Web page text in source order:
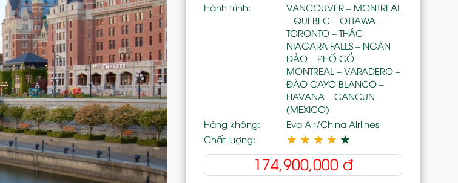
Hành trình:
VANCOUVER – MONTREAL
– QUEBEC – OTTAWA –
TORONTO – THÁC
NIAGARA FALLS – NGÀN
ĐẢO – PHỐ CỔ
MONTREAL – VARADERO –
ĐẢO CAYO BLANCO –
HAVANA – CANCUN
(MEXICO)
Hàng không:
Eva Air/China Airlines
Chất lượng:
★ ★ ★ ★ ★
174,900,000đ